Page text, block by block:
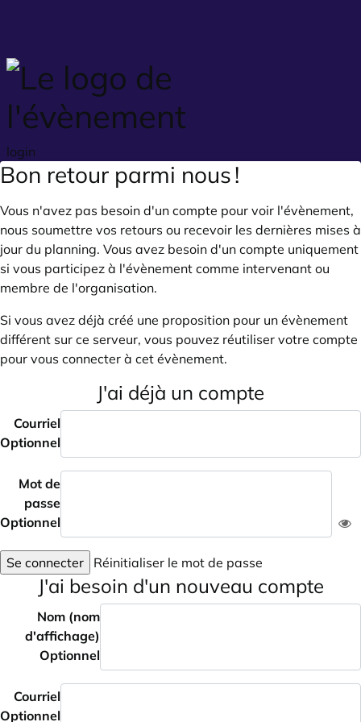
login
Bon retour parmi nous !
Vous n'avez pas besoin d'un compte pour voir l'évènement,
nous soumettre vos retours ou recevoir les dernières mises à
jour du planning. Vous avez besoin d'un compte uniquement
si vous participez à l'évènement comme intervenant ou
membre de l'organisation.
Si vous avez déjà créé une proposition pour un évènement
différent sur ce serveur, vous pouvez réutiliser votre compte
pour vous connecter à cet évènement.
J'ai déjà un compte
Courriel
Optionnel
Mot de
passe
Optionnel
Se connecter Réinitialiser le mot de passe
J'ai besoin d'un nouveau compte
Nom (nom
d'affichage)
Optionnel
Courriel
Optionnel